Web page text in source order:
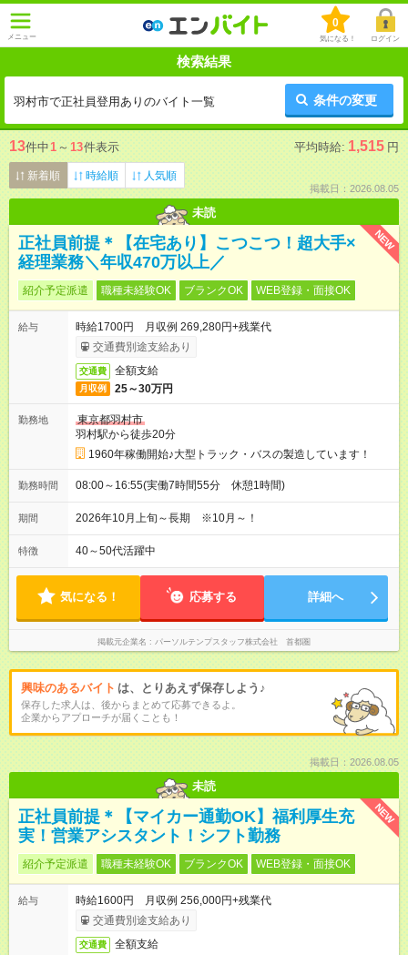
メニュー
0
気になる！ ログイン
検索結果
羽村市で正社員登用ありのバイト一覧 条件の変更
13件中1 ～ 13件表示 平均時給: 1,515 円
新着順 時給順 人気順
掲載日：2026.08.05
未読
NEW
正社員前提＊【在宅あり】こつこつ！超大手×
経理業務＼年収470万以上／
紹介予定派遣 職種未経験OK ブランクOK WEB登録・面接OK
給与
時給1700円 月収例 269,280円+残業代
交通費別途支給あり
交通費 全額支給
月収例 25～30万円
勤務地
東京都羽村市
羽村駅から徒歩20分
1960年稼働開始♪大型トラック・バスの製造しています！
勤務時間 08:00～16:55(実働7時間55分 休憩1時間)
期間 2026年10月上旬～長期 ※10月～！
特徴 40～50代活躍中
気になる！ 応募する 詳細へ
掲載元企業名 パーソルテンプスタッフ株式会社 首都圏
興味のあるバイト は、とりあえず保存しよう♪
保存した求人は、後からまとめて応募できるよ。
企業からアプローチが届くことも！
掲載日：2026.08.05
未読
NEW
正社員前提＊【マイカー通勤OK】福利厚生充
実！営業アシスタント！シフト勤務
紹介予定派遣 職種未経験OK ブランクOK WEB登録・面接OK
給与
時給1600円 月収例 256,000円+残業代
交通費別途支給あり
交通費 全額支給